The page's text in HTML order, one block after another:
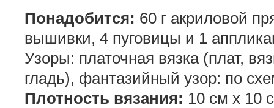
Понадобится: 60 г акриловой
вышивки, 4 пуговицы и 1
Узоры: платочная вязка (плат,
гладь), фантазийный узор: по
Плотность вязания: 10 см х 10